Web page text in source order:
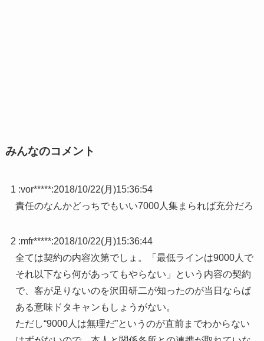
みんなのコメント
1 :vor*****:2018/10/22(月)15:36:54
責任のなんかどっちでもいい7000人集まられば充分だろ
2 :mfr*****:2018/10/22(月)15:36:44
全ては契約の内容次第でしょ。「最低ラインは9000人で
それ以下なら何があってもやらない」という内容の契約
で、客が足りないのを沢田研二が知ったのが当日ならば
ある意味ドタキャンもしょうがない。
ただし“9000人は無理だ”というのが直前までわからない